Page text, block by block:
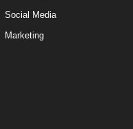
Social Media
Marketing